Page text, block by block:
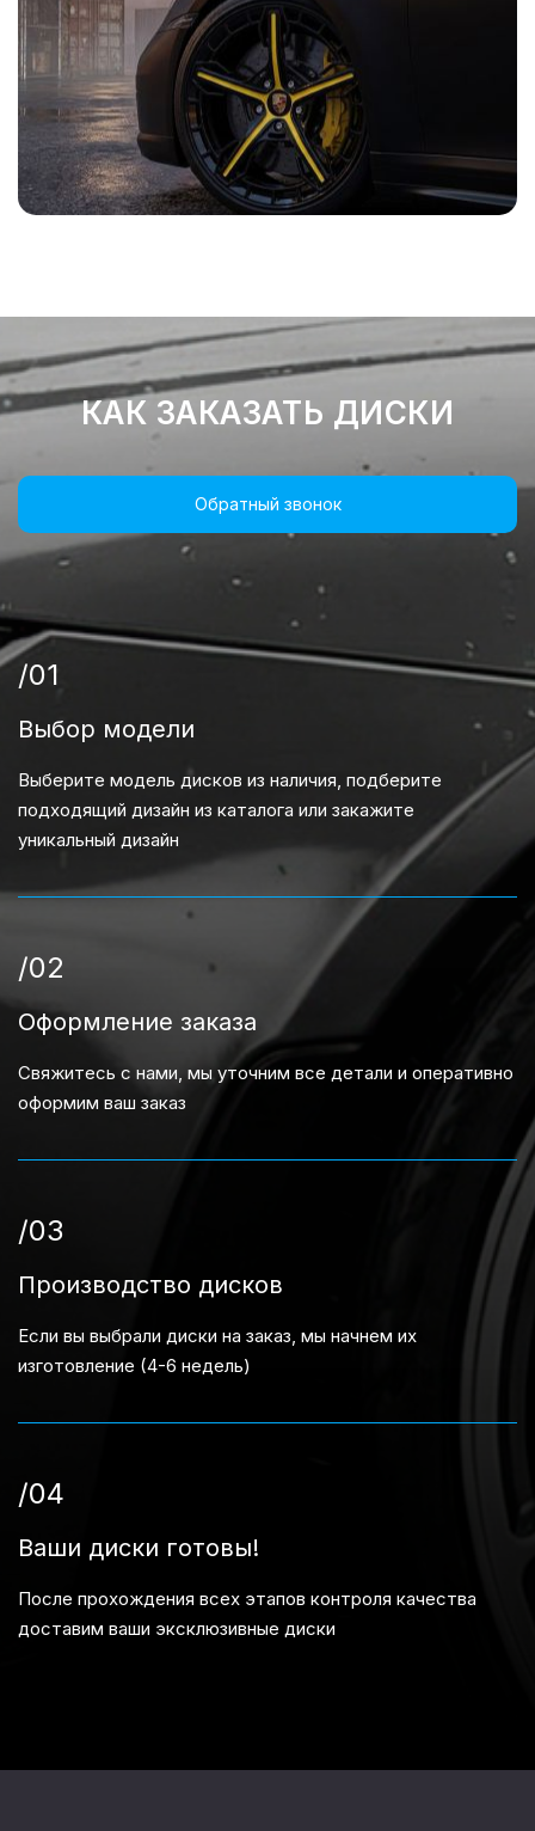
КАК ЗАКАЗАТЬ ДИСКИ
Обратный звонок
/01
Выбор модели
Выберите модель дисков из наличия, подберите
подходящий дизайн из каталога или закажите
уникальный дизайн
/02
Оформление заказа
Свяжитесь с нами, мы уточним все детали и оперативно
оформим ваш заказ
/03
Производство дисков
Если вы выбрали диски на заказ, мы начнем их
изготовление (4-6 недель)
/04
Ваши диски готовы!
После прохождения всех этапов контроля качества
доставим ваши эксклюзивные диски